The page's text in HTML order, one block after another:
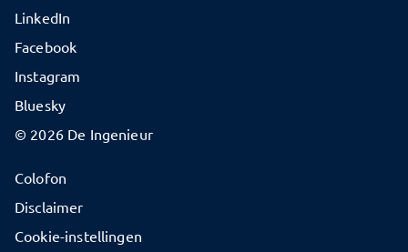
© 2026 De Ingenieur
Colofon
Disclaimer
Cookie-instellingen
LinkedIn
Facebook
Instagram
Bluesky